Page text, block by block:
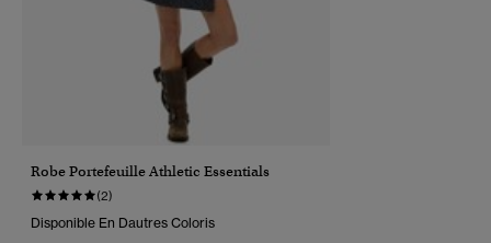
Robe Portefeuille Athletic Essentials
(2)
Disponible En Dautres Coloris